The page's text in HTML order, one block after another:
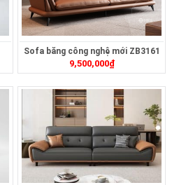
Sofa băng công nghệ mới ZB3161
9,500,000₫